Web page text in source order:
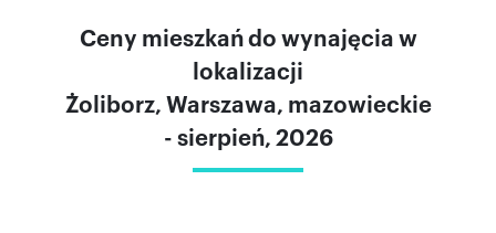
Ceny mieszkań do wynajęcia w
lokalizacji
Żoliborz, Warszawa, mazowieckie
- sierpień, 2026